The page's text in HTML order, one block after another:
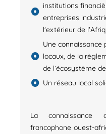
institutions
entreprises
l'extérieur de
Une connaissance
locaux, de la
de l’écosystème
Un réseau local
La connaissance
francophone ouest-